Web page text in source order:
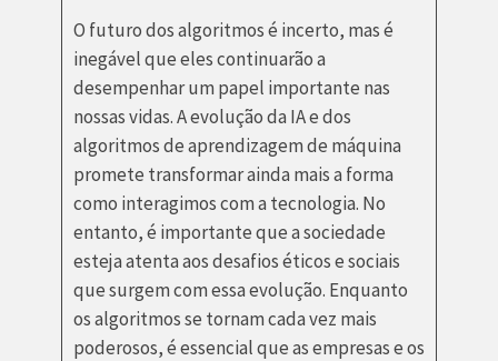
O futuro dos algoritmos é incerto, mas é
inegável que eles continuarão a
desempenhar um papel importante nas
nossas vidas. A evolução da IA e dos
algoritmos de aprendizagem de máquina
promete transformar ainda mais a forma
como interagimos com a tecnologia. No
entanto, é importante que a sociedade
esteja atenta aos desafios éticos e sociais
que surgem com essa evolução. Enquanto
os algoritmos se tornam cada vez mais
poderosos, é essencial que as empresas e os